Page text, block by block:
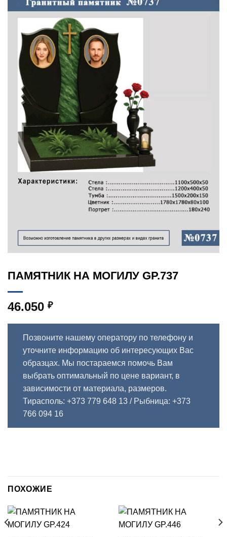
ПАМЯТНИК НА МОГИЛУ GP.737
46.050 ₽
Позвоните нашему оператору по телефону и
уточните информацию об интересующих Вас
образцах. Мы постараемся помочь Вам
выбрать оптимальный по цене вариант, в
зависимости от материала, размеров.
Тирасполь: +373 779 648 13 / Рыбница: +373
766 094 16
ПОХОЖИЕ